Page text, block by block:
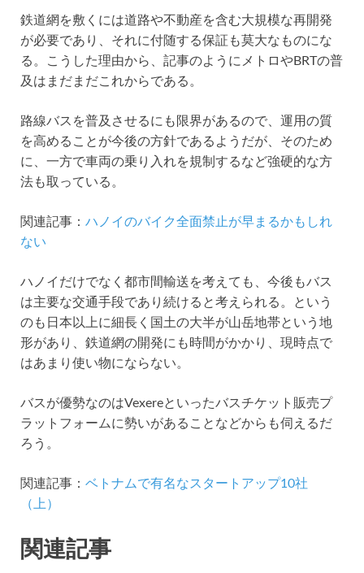
鉄道網を敷くには道路や不動産を含む大規模な再開発
が必要であり、それに付随する保証も莫大なものにな
る。こうした理由から、記事のようにメトロやBRTの普
及はまだまだこれからである。
路線バスを普及させるにも限界があるので、運用の質
を高めることが今後の方針であるようだが、そのため
に、一方で車両の乗り入れを規制するなど強硬的な方
法も取っている。
関連記事： ハノイのバイク全面禁止が早まるかもしれ
ない
ハノイだけでなく都市間輸送を考えても、今後もバス
は主要な交通手段であり続けると考えられる。という
のも日本以上に細長く国土の大半が山岳地帯という地
形があり、鉄道網の開発にも時間がかかり、現時点で
はあまり使い物にならない。
バスが優勢なのはVexereといったバスチケット販売プ
ラットフォームに勢いがあることなどからも伺えるだ
ろう。
関連記事： ベトナムで有名なスタートアップ10社
（上）
関連記事